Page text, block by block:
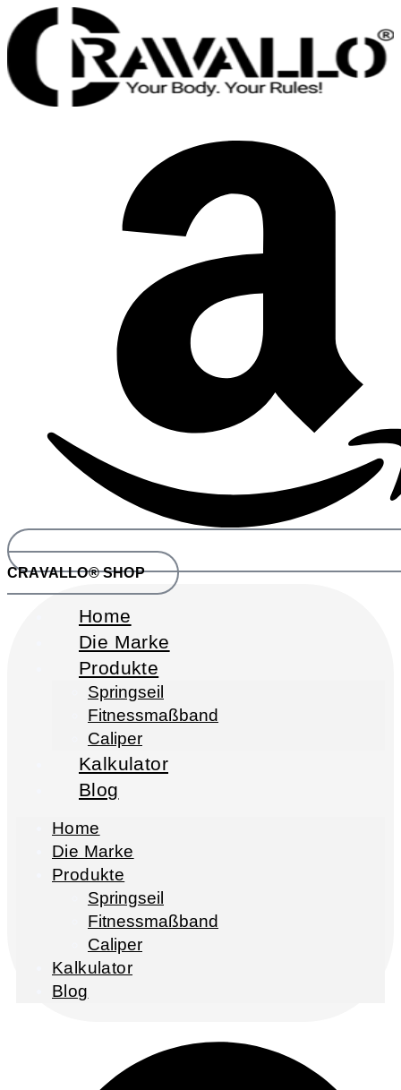
CRAVALLO® SHOP
Home
Die Marke
Produkte
Springseil
Fitnessmaßband
Caliper
Kalkulator
Blog
Home
Die Marke
Produkte
Springseil
Fitnessmaßband
Caliper
Kalkulator
Blog